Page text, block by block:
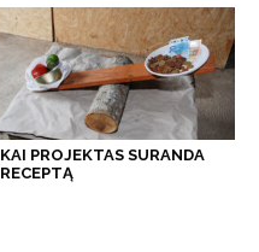
KAI PROJEKTAS SURANDA
RECEPTĄ